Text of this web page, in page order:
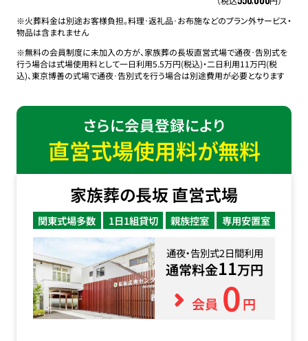
※火葬料金は別途お客様負担。料理･返礼品･お布施などのプラン外サービス・
物品は含まれません
※無料の会員制度に未加入の方が、家族葬の長坂直営式場で通夜･告別式を
行う場合は式場使用料として一日利用5.5万円(税込)・二日利用11万円(税
込)、東京博善の式場で通夜･告別式を行う場合は別途費用が必要となります
さらに会員登録により
直営式場使用料が無料
家族葬の長坂 直営式場
関東式場多数 1日1組貸切 親族控室 専用安置室
通夜・告別式2日間利用
通常料金11万円
会員 0円